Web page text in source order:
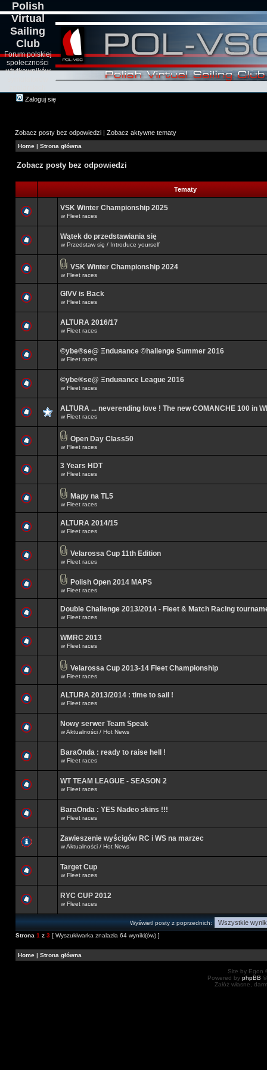
Polish
Virtual
Sailing
Club
Forum polskiej
społeczności
użytkowników
Zaloguj się
Zobacz posty bez odpowiedzi | Zobacz aktywne tematy
Home | Strona główna
Zobacz posty bez odpowiedzi
Tematy
VSK Winter Championship 2025
w Fleet races
Wątek do przedstawiania się
w Przedstaw się / Introduce yourself
VSK Winter Championship 2024
w Fleet races
GIVV is Back
w Fleet races
ALTURA 2016/17
w Fleet races
©ybe®se@ Ξnduяance ©hallenge Summer 2016
w Fleet races
©ybe®se@ Ξnduяance League 2016
w Fleet races
ALTURA ... neverending love ! The new COMANCHE 100 in
w Fleet races
Open Day Class50
w Fleet races
3 Years HDT
w Fleet races
Mapy na TL5
w Fleet races
ALTURA 2014/15
w Fleet races
Velarossa Cup 11th Edition
w Fleet races
Polish Open 2014 MAPS
w Fleet races
Double Challenge 2013/2014 - Fleet & Match Racing
w Fleet races
WMRC 2013
w Fleet races
Velarossa Cup 2013-14 Fleet Championship
w Fleet races
ALTURA 2013/2014 : time to sail !
w Fleet races
Nowy serwer Team Speak
wAktualności / Hot News
BaraOnda : ready to raise hell !
w Fleet races
WT TEAM LEAGUE - SEASON 2
w Fleet races
BaraOnda : YES Nadeo skins !!!
w Fleet races
Zawieszenie wyścigów RC i WS na marzec
wAktualności / Hot News
Target Cup
w Fleet races
RYC CUP 2012
w Fleet races
Wyświetl posty z poprzednich:
Strona 1 z 3 [ Wyszukiwarka znalazła 64 wyniki(ów) ]
Home | Strona główna
Site by Egon
Powered by phpBB
Załóż własne,